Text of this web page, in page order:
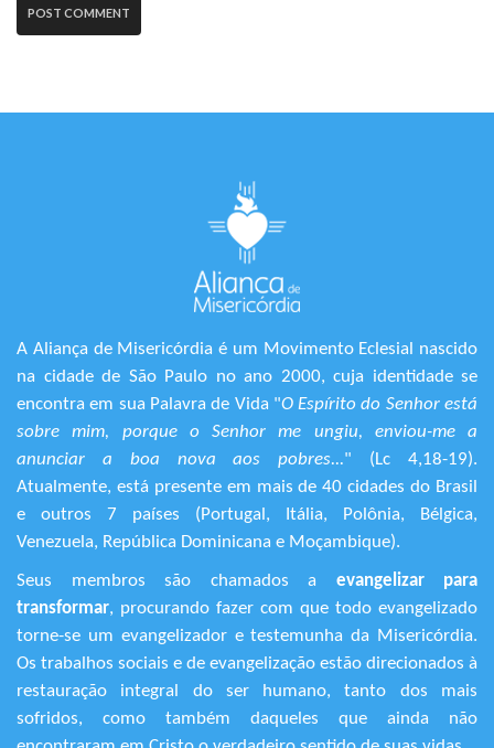
A Aliança de Misericórdia é um Movimento Eclesial nascido
na cidade de São Paulo no ano 2000, cuja identidade se
encontra em sua Palavra de Vida "O Espírito do Senhor está
sobre mim, porque o Senhor me ungiu, enviou-me a
anunciar a boa nova aos pobres..." (Lc 4,18-19).
Atualmente, está presente em mais de 40 cidades do Brasil
e outros 7 países (Portugal, Itália, Polônia, Bélgica,
Venezuela, República Dominicana e Moçambique).
Seus membros são chamados a evangelizar para
transformar, procurando fazer com que todo evangelizado
torne-se um evangelizador e testemunha da Misericórdia.
Os trabalhos sociais e de evangelização estão direcionados à
restauração integral do ser humano, tanto dos mais
sofridos, como também daqueles que ainda não